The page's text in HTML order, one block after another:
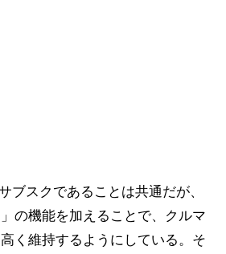
ブスクであることは共通だが、
」の機能を加えることで、クルマ
く維持するようにしている。そ